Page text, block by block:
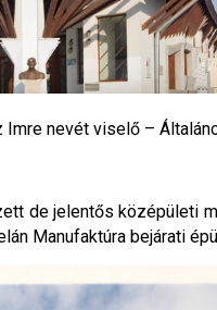
Imre nevét viselő –
de jelentős középületi
Manufaktúra bejárati